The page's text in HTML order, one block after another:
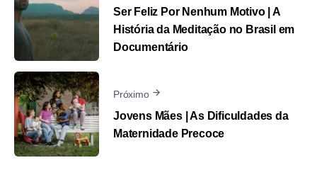
Ser Feliz Por Nenhum Motivo | A
História da Meditação no Brasil em
Documentário
Próximo
Jovens Mães | As Dificuldades da
Maternidade Precoce